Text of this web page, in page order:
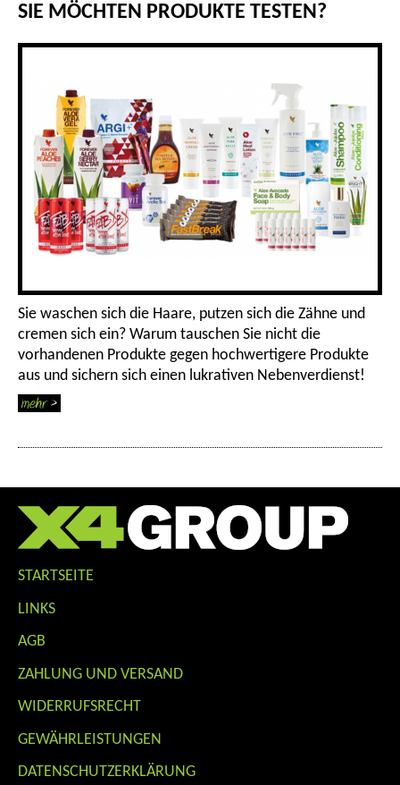
SIE MÖCHTEN PRODUKTE TESTEN?
Sie waschen sich die Haare, putzen sich die Zähne und
cremen sich ein? Warum tauschen Sie nicht die
vorhandenen Produkte gegen hochwertigere Produkte
aus und sichern sich einen lukrativen Nebenverdienst!
STARTSEITE
LINKS
AGB
ZAHLUNG UND VERSAND
WIDERRUFSRECHT
GEWÄHRLEISTUNGEN
DATENSCHUTZERKLÄRUNG